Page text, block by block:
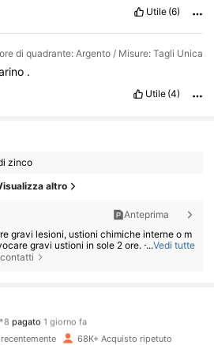
Utile (6)
di quadrante: Argento / Misure: Tagli Unica
.
Utile (4)
zinco
altro
Anteprima
gravi lesioni, ustioni chimiche interne o m
gravi ustioni in sole 2 ore. - Se una ba
in qualsiasi parte del corpo, consultare i
...Vedi tutte
segue6 ore fa
68K+ Acquisto ripetuto